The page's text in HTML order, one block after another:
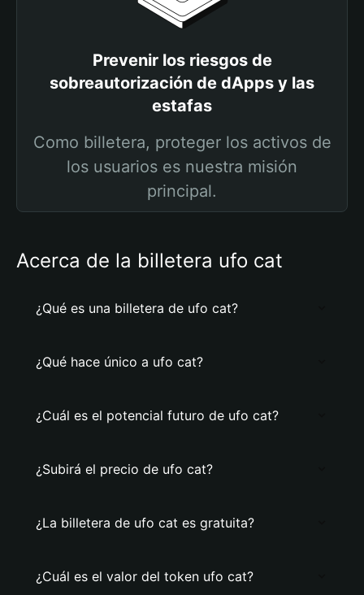
Prevenir los riesgos de
sobreautorización de dApps y las
estafas
Como billetera, proteger los activos de
los usuarios es nuestra misión
principal.
Acerca de la billetera ufo cat
¿Qué es una billetera de ufo cat?
¿Qué hace único a ufo cat?
¿Cuál es el potencial futuro de ufo cat?
¿Subirá el precio de ufo cat?
¿La billetera de ufo cat es gratuita?
¿Cuál es el valor del token ufo cat?